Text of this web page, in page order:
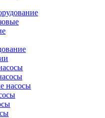
насосы